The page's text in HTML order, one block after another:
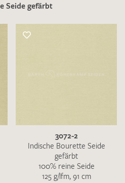
Seide gefärbt
3072-2
Indische Bourette Seide
gefärbt
100% reine Seide
125 g/lfm, 91 cm